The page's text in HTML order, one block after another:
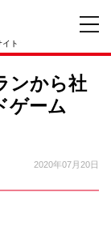
ト
ンから社
ゲーム
2020年07月20日